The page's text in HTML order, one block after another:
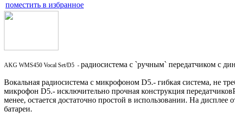
поместить в избранное
AKG WMS450 Vocal Set/D5 - радиосистема с `ручным` передатчиком с
Вокальная радиосистема с микрофоном D5.- гибкая система, не
микрофон D5.- исключительно прочная конструкция
менее, остается достаточно простой в использовании. На
батареи.